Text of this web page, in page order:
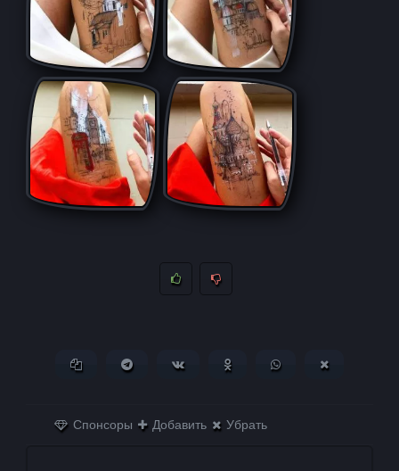
Копировать ссылкуПоделиться в Telegram
Поделиться ВКонтактеПоделиться в
Поделиться в
Спонсоры Добавить Убрать